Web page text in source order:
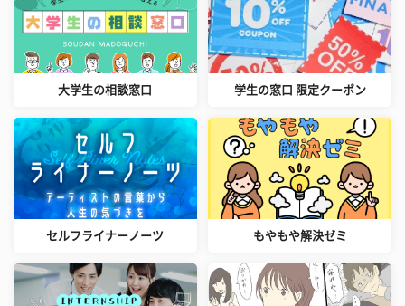
大学生の相談窓口 学生の窓口 限定クーポン
セルフライナーノーツ もやもや解決ゼミ